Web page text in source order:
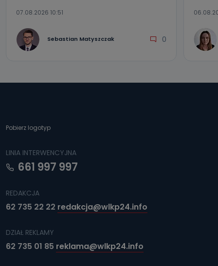
07.08.2026 10:51
Sebastian Matyszczak 0
Pobierz logotyp
LINIA INTERWENCYJNA
661 997 997
REDAKCJA
62 735 22 22 redakcja@wlkp24.info
DZIAŁ REKLAMY
62 735 01 85 reklama@wlkp24.info